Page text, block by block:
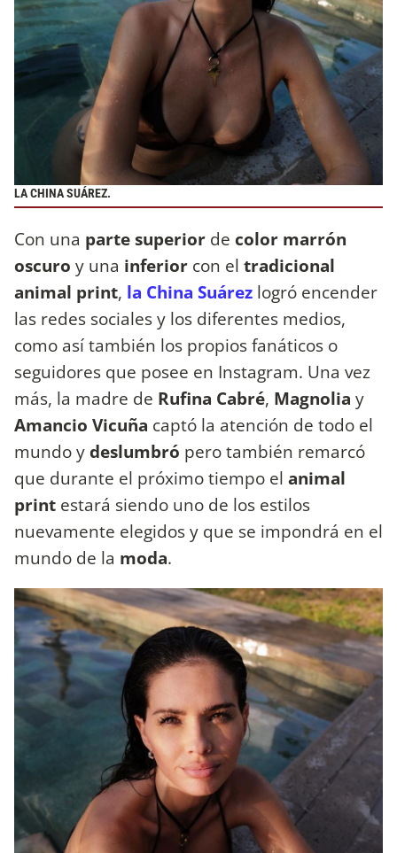
LA CHINA SUÁREZ.
Con una parte superior de color marrón
oscuro y una inferior con el tradicional
animal print, la China Suárez logró encender
las redes sociales y los diferentes medios,
como así también los propios fanáticos o
seguidores que posee en Instagram. Una vez
más, la madre de Rufina Cabré, Magnolia y
Amancio Vicuña captó la atención de todo el
mundo ydeslumbró pero también remarcó
que durante el próximo tiempo el animal
print estará siendo uno de los estilos
nuevamente elegidos y que se impondrá en el
mundo de la moda.